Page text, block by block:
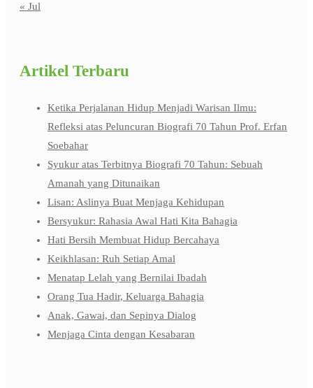
« Jul
Artikel Terbaru
Ketika Perjalanan Hidup Menjadi Warisan Ilmu:
Refleksi atas Peluncuran Biografi 70 Tahun Prof. Erfan
Soebahar
Syukur atas Terbitnya Biografi 70 Tahun: Sebuah
Amanah yang Ditunaikan
Lisan: Aslinya Buat Menjaga Kehidupan
Bersyukur: Rahasia Awal Hati Kita Bahagia
Hati Bersih Membuat Hidup Bercahaya
Keikhlasan: Ruh Setiap Amal
Menatap Lelah yang Bernilai Ibadah
Orang Tua Hadir, Keluarga Bahagia
Anak, Gawai, dan Sepinya Dialog
Menjaga Cinta dengan Kesabaran